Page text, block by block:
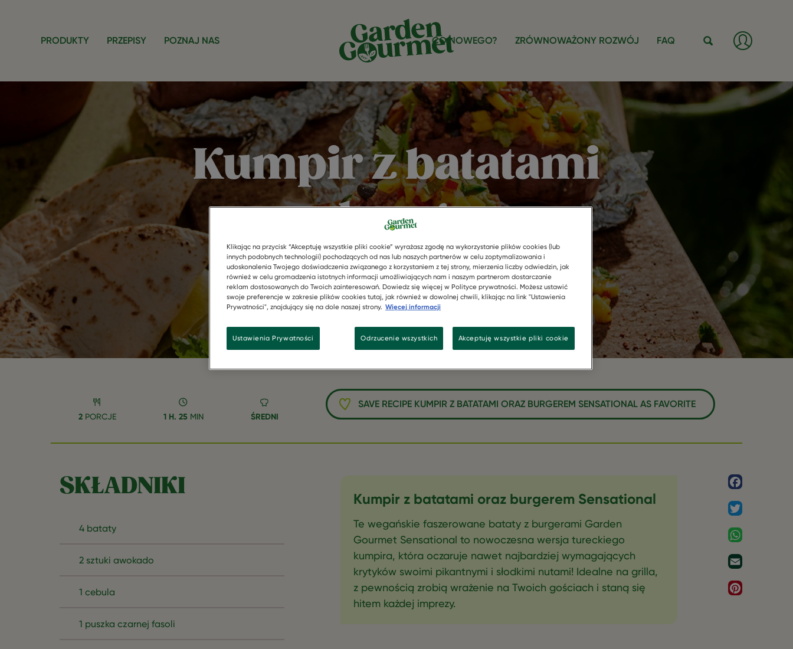
PRODUKTY PRZEPISY POZNAJ NAS CO NOWEGO? ZRÓWNOWAŻONY ROZWÓJ
FAQ
Kumpir z batatami
oraz burgerem
Sensational
2 PORCJE 1 H. 25 MIN ŚREDNI
SAVE RECIPE KUMPIR Z BATATAMI ORAZ BURGEREM SENSATIONAL AS FAVORITE
SKŁADNIKI
4 bataty
2 sztuki awokado
1 cebula
1 puszka czarnej fasoli
Kumpir z batatami oraz burgerem Sensational
Te wegańskie faszerowane bataty z burgerami Garden
Gourmet Sensational to nowoczesna wersja tureckiego
kumpira, która oczaruje nawet najbardziej wymagających
krytyków swoimi pikantnymi i słodkimi nutami! Idealne na grilla,
z pewnością zrobią wrażenie na Twoich gościach i staną się
hitem każdej imprezy.
Klikając na przycisk “Akceptuję wszystkie pliki cookie” wyrażasz zgodę na wykorzystanie plików cookies (lub
innych podobnych technologii) pochodzących od nas lub naszych partnerów w celu zoptymalizowania i
udoskonalenia Twojego doświadczenia związanego z korzystaniem z tej strony, mierzenia liczby odwiedzin, jak
również w celu gromadzenia istotnych informacji umożliwiających nam i naszym partnerom dostarczanie
reklam dostosowanych do Twoich zainteresowań. Dowiedz się więcej w Polityce prywatności. Możesz ustawić
swoje preferencje w zakresie plików cookies tutaj, jak również w dowolnej chwili, klikając na link "Ustawienia
Prywatności", znajdujący się na dole naszej strony. Więcej informacji
Ustawienia Prywatności Odrzucenie wszystkich Akceptuję wszystkie pliki cookie